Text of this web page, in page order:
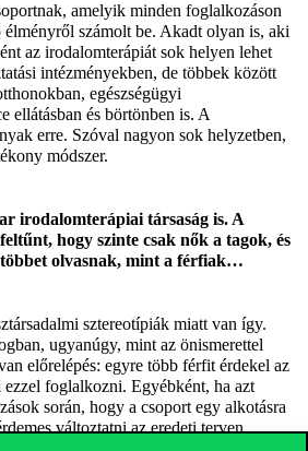
amelyik minden foglalkozáson
élményről számolt be. Akadt olyan is, aki
az irodalomterápiát sok helyen lehet
intézményekben, de többek között
egészségügyi
ellátásban és börtönben is. A
erre. Szóval nagyon sok helyzetben,
módszer.
irodalomterápiai társaság is. A
hogy szinte csak nők a tagok, és
olvasnak, mint a férfiak…
sztereotípiák miatt van így.
ugyanúgy, mint az önismerettel
előrelépés: egyre több férfit érdekel az
ezzel foglalkozni. Egyébként, ha azt
során, hogy a csoport egy alkotásra
változtatni az eredeti terven,